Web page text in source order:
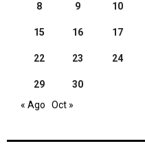
8 9 10
15 16 17
22 23 24
29
30
« Ago
Oct »